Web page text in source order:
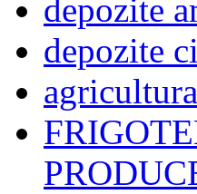
depozite
depozite